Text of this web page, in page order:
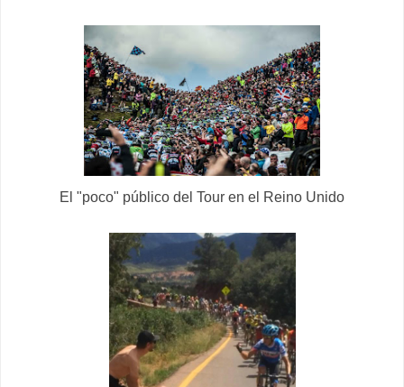
El "poco" público del Tour en el Reino Unido